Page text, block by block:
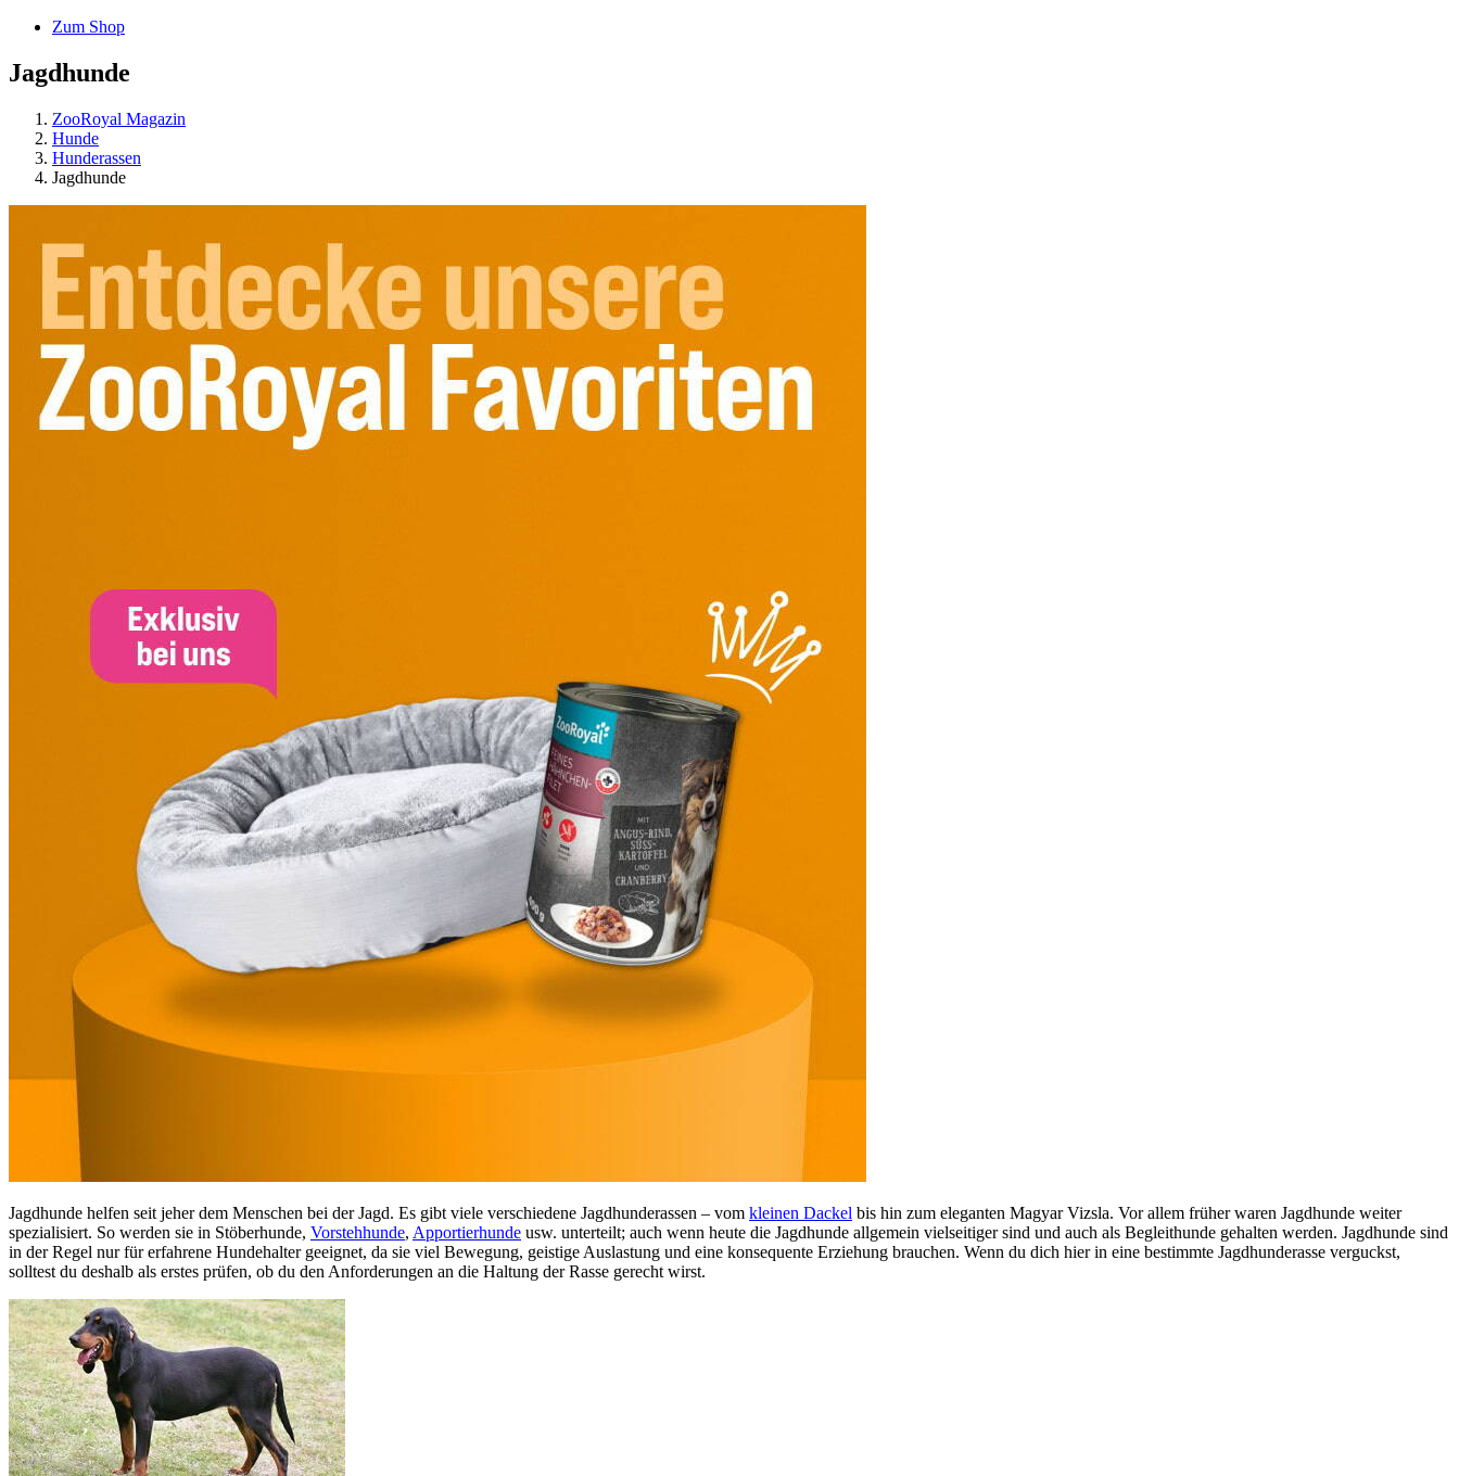
Zum Shop
Jagdhunde
ZooRoyal Magazin
Hunde
Hunderassen
Jagdhunde
Jagdhunde helfen seit jeher dem Menschen bei der Jagd. Es gibt viele verschiedene Jagdhunderassen – vom kleinen Dackel bis hin zum eleganten Magyar Vizsla. Vor allem früher waren Jagdhunde weiter
spezialisiert. So werden sie in Stöberhunde, Vorstehhunde, Apportierhunde usw. unterteilt; auch wenn heute die Jagdhunde allgemein vielseitiger sind und auch als Begleithunde gehalten werden. Jagdhunde sind
in der Regel nur für erfahrene Hundehalter geeignet, da sie viel Bewegung, geistige Auslastung und eine konsequente Erziehung brauchen. Wenn du dich hier in eine bestimmte Jagdhunderasse verguckst,
solltest du deshalb als erstes prüfen, ob du den Anforderungen an die Haltung der Rasse gerecht wirst.